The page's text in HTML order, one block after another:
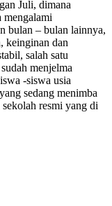
Juli, dimana
mengalami
bulan – bulan lainnya,
keinginan dan
salah satu
menjelma
-siswa usia
sedang menimba
resmi yang di